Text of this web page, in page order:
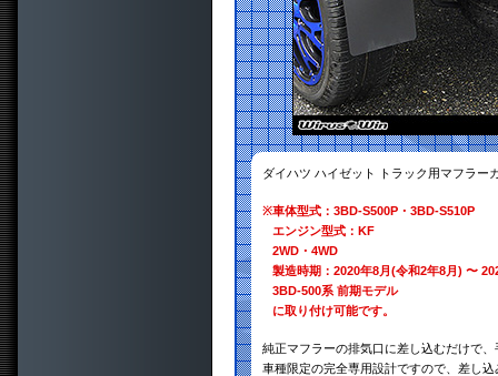
ダイハツ ハイゼット トラック用マフラー
※車体型式：3BD-S500P・3BD-S510P
エンジン型式：KF
2WD・4WD
製造時期：2020年8月(令和2年8月) 〜
3BD-500系 前期モデル
に取り付け可能です。
純正マフラーの排気口に差し込むだけで
車種限定の完全専用設計ですので、差し